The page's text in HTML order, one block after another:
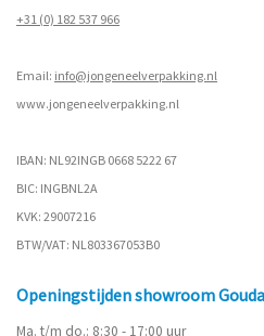
+31 (0) 182 537 966
Email: info@jongeneelverpakking.nl
www.jongeneelverpakking.nl
IBAN: NL92INGB 0668 5222 67
BIC: INGBNL2A
KVK: 29007216
BTW/VAT: NL803367053B0
Openingstijden showroom Gouda
Ma. t/m do.: 8:30 - 17:00 uur